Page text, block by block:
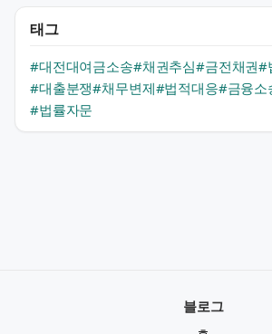
태그
#대전대여금소송#채권추심#금전채권#
#대출분쟁#채무변제#법적대응#금융소
#법률자문
블로그